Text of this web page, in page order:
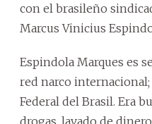
con el brasileño
Marcus Vinicius
Espindola Marques es
red narco
Federal del Brasil. Era
drogas, lavado de